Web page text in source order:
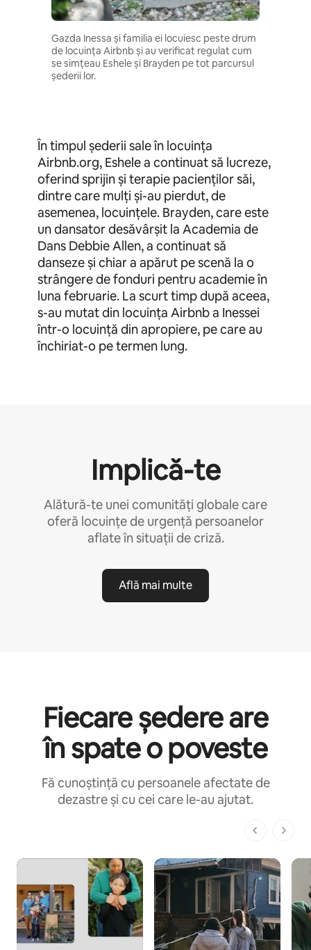
Gazda Inessa și familia ei locuiesc peste drum
de locuința Airbnb și au verificat regulat cum
se simțeau Eshele și Brayden pe tot parcursul
șederii lor.
În timpul șederii sale în locuința
Airbnb.org, Eshele a continuat să lucreze,
oferind sprijin și terapie pacienților săi,
dintre care mulți și-au pierdut, de
asemenea, locuințele. Brayden, care este
un dansator desăvârșit la Academia de
Dans Debbie Allen, a continuat să
danseze și chiar a apărut pe scenă la o
strângere de fonduri pentru academie în
luna februarie. La scurt timp după aceea,
s-au mutat din locuința Airbnb a Inessei
într-o locuință din apropiere, pe care au
închiriat-o pe termen lung.
Implică-te
Alătură-te unei comunități globale care
oferă locuințe de urgență persoanelor
aflate în situații de criză.
Află mai multe
Fiecare ședere are
în spate o poveste
Fă cunoștință cu persoanele afectate de
dezastre și cu cei care le-au ajutat.
Pagina 1